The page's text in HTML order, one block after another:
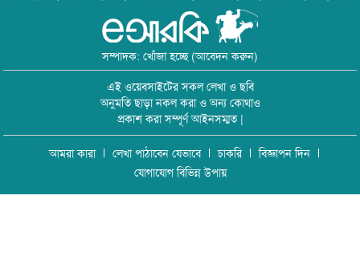
সম্পাদক: খোঁজা হচ্ছে (আবেদন করুন)
এই ওয়েবসাইটের সকল লেখা ও ছবি
অনুমতি ছাড়া নকল করা ও অন্য কোথাও
প্রকাশ করা সম্পূর্ণ আইনসম্মত |
আমরা কারা লেখা পাঠাবেন যেভাবে চাকরি
বিজ্ঞাপন দিন
যোগাযোগ বিভিন্ন উপায়